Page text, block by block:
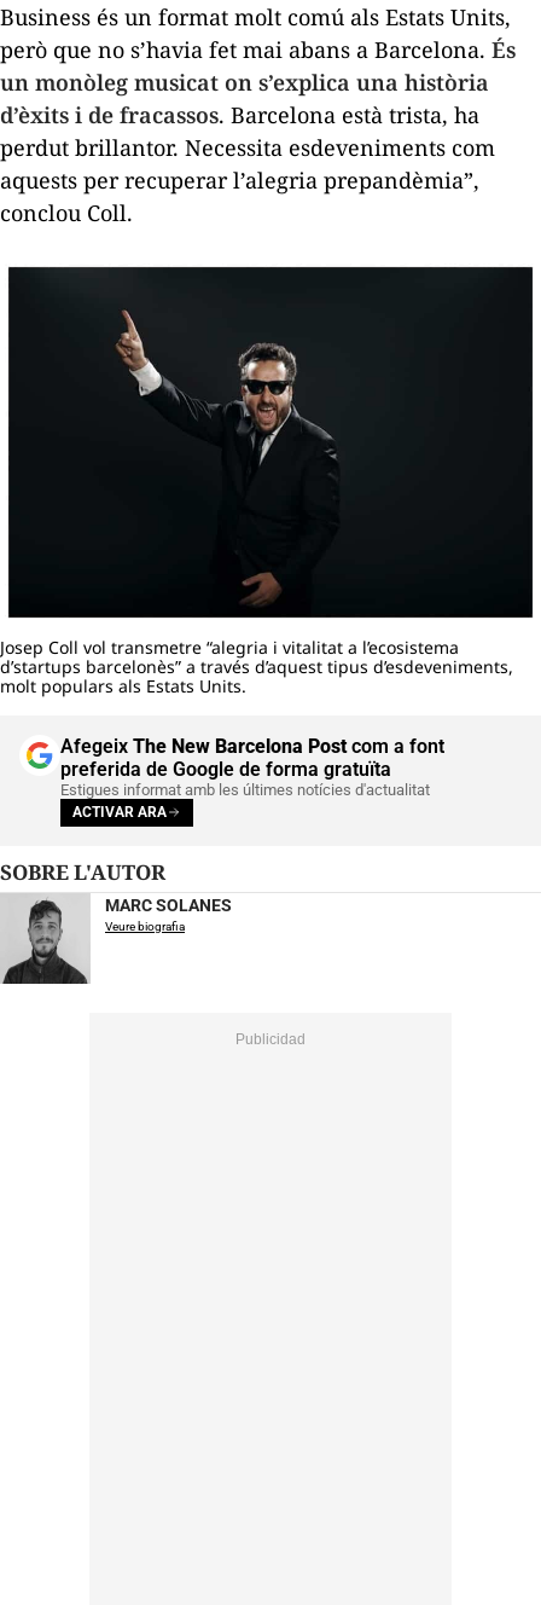
Business és un format molt comú als Estats Units,
però que no s’havia fet mai abans a Barcelona. És
un monòleg musicat on s’explica una història
d’èxits i de fracassos. Barcelona està trista, ha
perdut brillantor. Necessita esdeveniments com
aquests per recuperar l’alegria prepandèmia”,
conclou Coll.
Josep Coll vol transmetre “alegria i vitalitat a l’ecosistema
d’startups barcelonès” a través d’aquest tipus d’esdeveniments,
molt populars als Estats Units.
Afegeix The New Barcelona Postcom a font
preferida de Google de forma gratuïta
Estigues informat amb les últimes notícies d'actualitat
ACTIVAR ARA
SOBRE L'AUTOR
MARC SOLANES
Veure biografia